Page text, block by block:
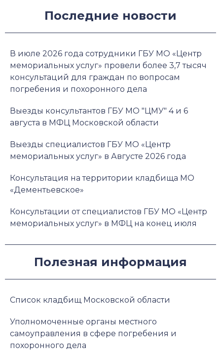
Последние новости
В июле 2026 года сотрудники ГБУ МО «Центр
мемориальных услуг» провели более 3,7 тысяч
консультаций для граждан по вопросам
погребения и похоронного дела
Выезды консультантов ГБУ МО "ЦМУ" 4 и 6
августа в МФЦ Московской области
Выезды специалистов ГБУ МО «Центр
мемориальных услуг» в Августе 2026 года
Консультация на территории кладбища МО
«Дементьевское»
Консультации от специалистов ГБУ МО «Центр
мемориальных услуг» в МФЦ на конец июля
Полезная информация
Список кладбищ Московской области
Уполномоченные органы местного
самоуправления в сфере погребения и
похоронного дела